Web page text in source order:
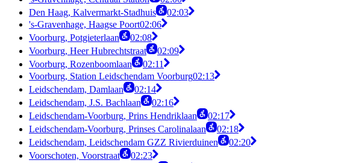
Den Haag, Kalvermarkt-Stadhuis
02:03
's-Gravenhage, Haagse Poort02:06
Voorburg, Potgieterlaan
02:08
Voorburg, Heer Hubrechtstraat
02:09
Voorburg, Rozenboomlaan
02:11
Voorburg, Station Leidschendam Voorburg02:13
Leidschendam, Damlaan
02:14
Leidschendam, J.S. Bachlaan
02:16
Leidschendam-Voorburg, Prins Hendriklaan
02:17
Leidschendam-Voorburg, Prinses Carolinalaan
02:18
Leidschendam, Leidschendam GZZ Rivierduinen
02:20
Voorschoten, Voorstraat
02:23